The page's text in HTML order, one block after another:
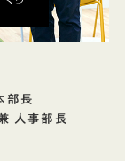
部長
人事部長